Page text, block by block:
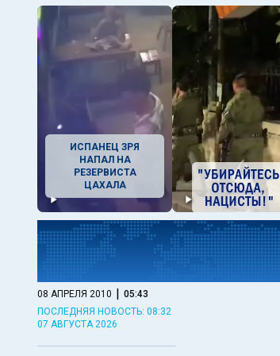
ИСПАНЕЦ ЗРЯ
НАПАЛ НА
РЕЗЕРВИСТА
ЦАХАЛА
08 АПРЕЛЯ 2010 | 05:43
ПОСЛЕДНЯЯ НОВОСТЬ: 08:32
07 АВГУСТА 2026